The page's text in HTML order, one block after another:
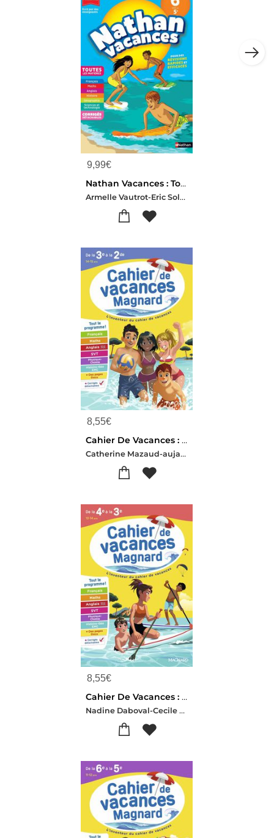
9,99€
Nathan Vacances : Toutes Les Matieres ; 6e Vers La 5e
Armelle Vautrot-Eric Sole-Eric Zdobych-Jacques Dessources-Gregoire
8,55€
Cahier De Vacances : De La 3e Vers La 2de : Magnard, L'inventeur Du Cahiers De Vacances (edition 2026)
Catherine Mazaud-aujard-Isabelle Eisenstein-Cecile Pellissier-Patrick Rasset-Nadine Daboval-Brun Benitah
8,55€
Cahier De Vacances : De La 4e Vers La 3e : Magnard, L'inventeur Du Cahiers De Vacances (edition 2026)
Nadine Daboval-Cecile Pellissier-Catherine Mazaud-aujard-Isabelle Eisenstein-Patrick Rasset-Picchiottino